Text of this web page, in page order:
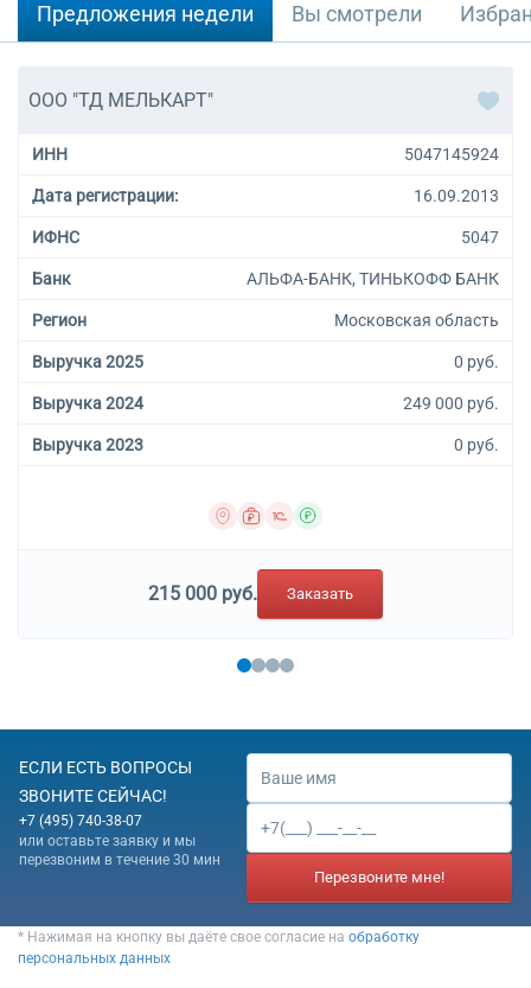
Предложения недели Вы смотрели
ООО "ТД МЕЛЬКАРТ"
ИНН 5047145924
Дата регистрации: 16.09.2013
ИФНС 5047
Банк АЛЬФА-БАНК, ТИНЬКОФФ БАНК
Регион Московская область
Выручка 2025 0 руб.
Выручка 2024 249 000 руб.
Выручка 2023 0 руб.
215 000 руб. Заказать
ЕСЛИ ЕСТЬ ВОПРОСЫ
ЗВОНИТЕ СЕЙЧАС!
+7 (495) 740-38-07
или оставьте заявку и мы
перезвоним в течение 30 мин
Перезвоните мне!
* Нажимая на кнопку вы даёте свое согласие на обработку
персональных данных